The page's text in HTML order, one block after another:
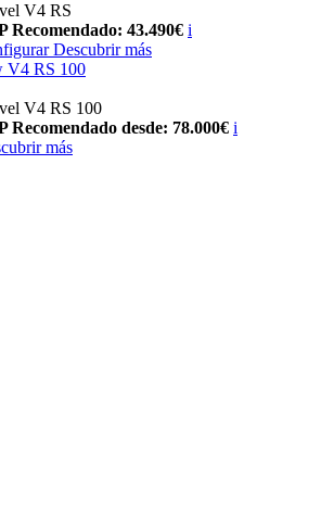
V4 RS
Recomendado: 43.490€ i
Descubrir más
V4 RS 100
V4 RS 100
Recomendado desde: 78.000€ i
más